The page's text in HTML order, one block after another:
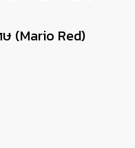
(Mario Red)